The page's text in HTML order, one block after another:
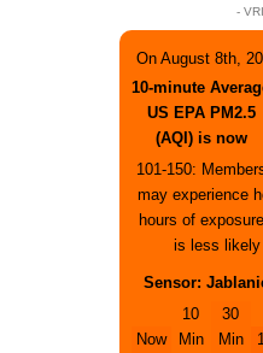
-
On August 8th,
10-minute
US EPA PM2.5
(AQI) is now
101-150:
may experience
hours of
is less likely
Sensor:
Now
10
Min
30
Min